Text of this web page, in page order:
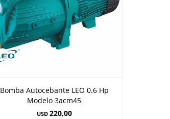
Bomba Autocebante LEO 0.6 Hp
Modelo 3acm45
USD 220,00